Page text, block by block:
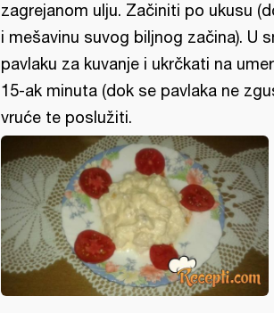
zagrejanom ulju. Začiniti po ukusu
i mešavinu suvog biljnog začina). U
pavlaku za kuvanje i ukrčkati na
15-ak minuta (dok se pavlaka ne
vruće te poslužiti.